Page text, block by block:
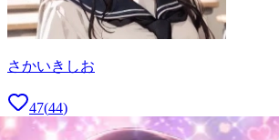
さかいきしお
47(44)